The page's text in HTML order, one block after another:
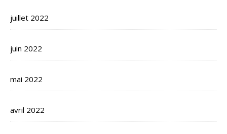
juillet 2022
juin 2022
mai 2022
avril 2022